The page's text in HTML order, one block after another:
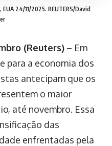
24/11/2025. REUTERS/David
(Reuters) – Em
para a economia dos
antecipam que os
o maior
até novembro. Essa
das
enfrentadas pela